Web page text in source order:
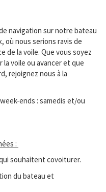
navigation sur notre bateau
où nous serions ravis de
de la voile. Que vous soyez
voile ou avancer et que
rejoignez nous à la
ends : samedis et/ou
:
souhaitent covoiturer.
du bateau et